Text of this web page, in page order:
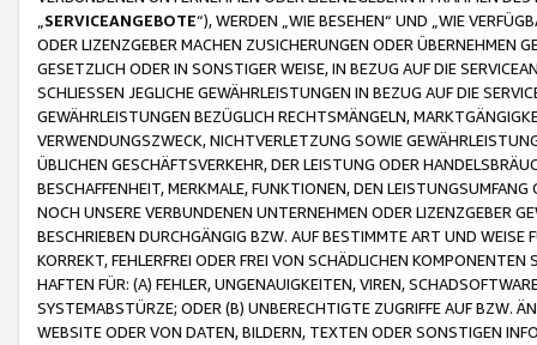
SERVICEANGEBOTE“), WERDEN „WIE BESEHEN“ UND „WIE
ODER LIZENZGEBER MACHEN ZUSICHERUNGEN ODER ÜBERNEHMEN
GESETZLICH ODER IN SONSTIGER WEISE, IN BEZUG AUF DIE
SCHLIESSEN JEGLICHE GEWÄHRLEISTUNGEN IN BEZUG AUF DIE
GEWÄHRLEISTUNGEN BEZÜGLICH RECHTSMÄNGELN,
VERWENDUNGSZWECK, NICHTVERLETZUNG SOWIE
ÜBLICHEN GESCHÄFTSVERKEHR, DER LEISTUNG ODER
BESCHAFFENHEIT, MERKMALE, FUNKTIONEN, DEN
NOCH UNSERE VERBUNDENEN UNTERNEHMEN ODER LIZENZGEBER
BESCHRIEBEN DURCHGÄNGIG BZW. AUF BESTIMMTE ART UND
KORREKT, FEHLERFREI ODER FREI VON SCHÄDLICHEN
HAFTEN FÜR: (A) FEHLER, UNGENAUIGKEITEN, VIREN,
SYSTEMABSTÜRZE; ODER (B) UNBERECHTIGTE ZUGRIFFE AUF BZW.
WEBSITE ODER VON DATEN, BILDERN, TEXTEN ODER SONSTIGEN